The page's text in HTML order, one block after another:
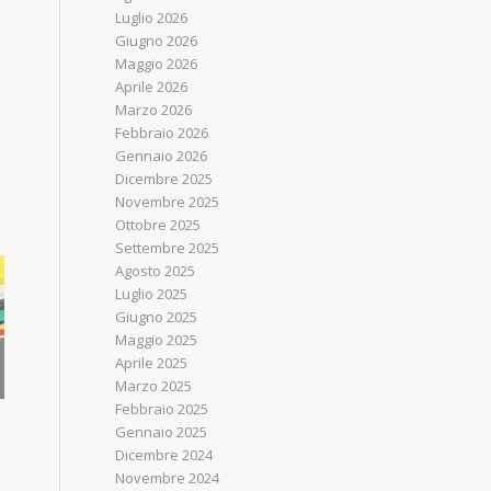
Luglio 2026
Giugno 2026
Maggio 2026
Aprile 2026
Marzo 2026
Febbraio 2026
Gennaio 2026
Dicembre 2025
Novembre 2025
Ottobre 2025
Settembre 2025
Agosto 2025
Luglio 2025
Giugno 2025
Maggio 2025
Aprile 2025
Marzo 2025
Febbraio 2025
Gennaio 2025
Dicembre 2024
Novembre 2024